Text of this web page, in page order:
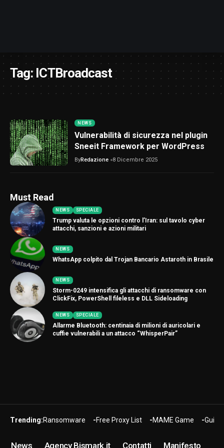
Tag:ICTBroadcast
NEWS
Vulnerabilità di sicurezza nel plugin
Sneeit Framework per WordPress
ByRedazione 8 Dicembre 2025
Must Read
NEWS SPECIALE
Trump valuta le opzioni contro l’Iran: sul tavolo cyber
attacchi, sanzioni e azioni militari
NEWS
WhatsApp colpito dal Trojan Bancario Astaroth in Brasile
NEWS
Storm-0249 intensifica gli attacchi di ransomware con
ClickFix, PowerShell fileless e DLL Sideloading
NEWS SPECIALE
Allarme Bluetooth: centinaia di milioni di auricolari e
cuffie vulnerabili a un attacco “WhisperPair”
Trending:Ransomware Free Proxy List MAME Game Guide
News Agency Bismark.it Contatti Manifesto